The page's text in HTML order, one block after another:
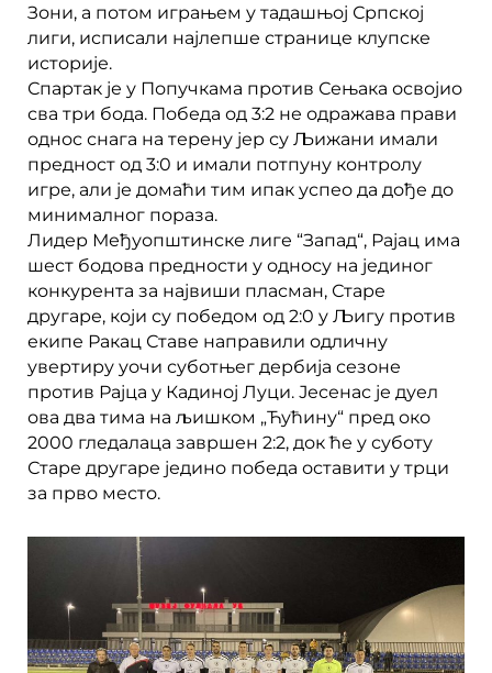
Зони, а потом играњем у тадашњој Српској
лиги, исписали најлепше странице клупске
историје.
Спартак је у Попучкама против Сењака освојио
сва три бода. Победа од 3:2 не одражава прави
однос снага на терену јер су Љижани имали
предност од 3:0 и имали потпуну контролу
игре, али је домаћи тим ипак успео да дође до
минималног пораза.
Лидер Међуопштинске лиге “Запад“, Рајац има
шест бодова предности у односу на јединог
конкурента за највиши пласман, Старе
другаре, који су победом од 2:0 у Љигу против
екипе Ракац Ставе направили одличну
увертиру уочи суботњег дербија сезоне
против Рајца у Кадиној Луци. Јесенас је дуел
ова два тима на љишком „Ћућину“ пред око
2000 гледалаца завршен 2:2, док ће у суботу
Старе другаре једино победа оставити у трци
за прво место.